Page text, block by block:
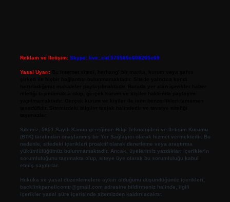
Reklam ve İletişim: Skype: live:.cid.575569c608265c69
Yasal Uyarı:
Sitemiz, 5651 Sayılı Kanun gereğince Bilgi Teknolojileri ve İletişim Kurumu
(BTK) tarafından onaylanmış bir Yer Sağlayıcı olarak hizmet vermektedir. Bu
nedenle, sitedeki içerikleri proaktif olarak denetleme veya araştırma
yükümlülüğümüz bulunmamaktadır. Ancak, üyelerimiz yazdıkları içeriklerin
sorumluluğunu taşımakta olup, siteye üye olarak bu sorumluluğu kabul
etmiş sayılırlar.
Hukuka ve yasal düzenlemelere aykırı olduğunu düşündüğünüz içerikleri,
backlinkpanelicomtr@gmail.com adresine bildirmeniz halinde, ilgili
içerikler yasal süre içerisinde sitemizden kaldırılacaktır.